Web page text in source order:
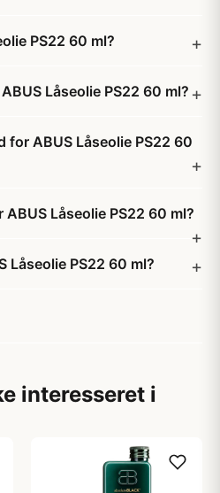
PS22 60 ml?
Låseolie PS22 60 ml?
for ABUS Låseolie PS22 60
Låseolie PS22 60 ml?
Låseolie PS22 60 ml?
interesseret i